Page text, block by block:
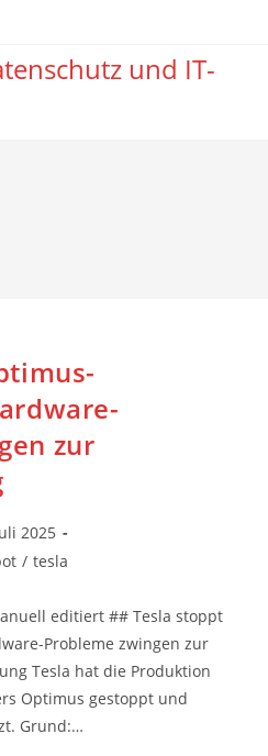
und IT-
zur
2025
/ tesla
editiert ## Tesla stoppt
Probleme zwingen zur
Tesla hat die Produktion
Optimus gestoppt und
Grund:…